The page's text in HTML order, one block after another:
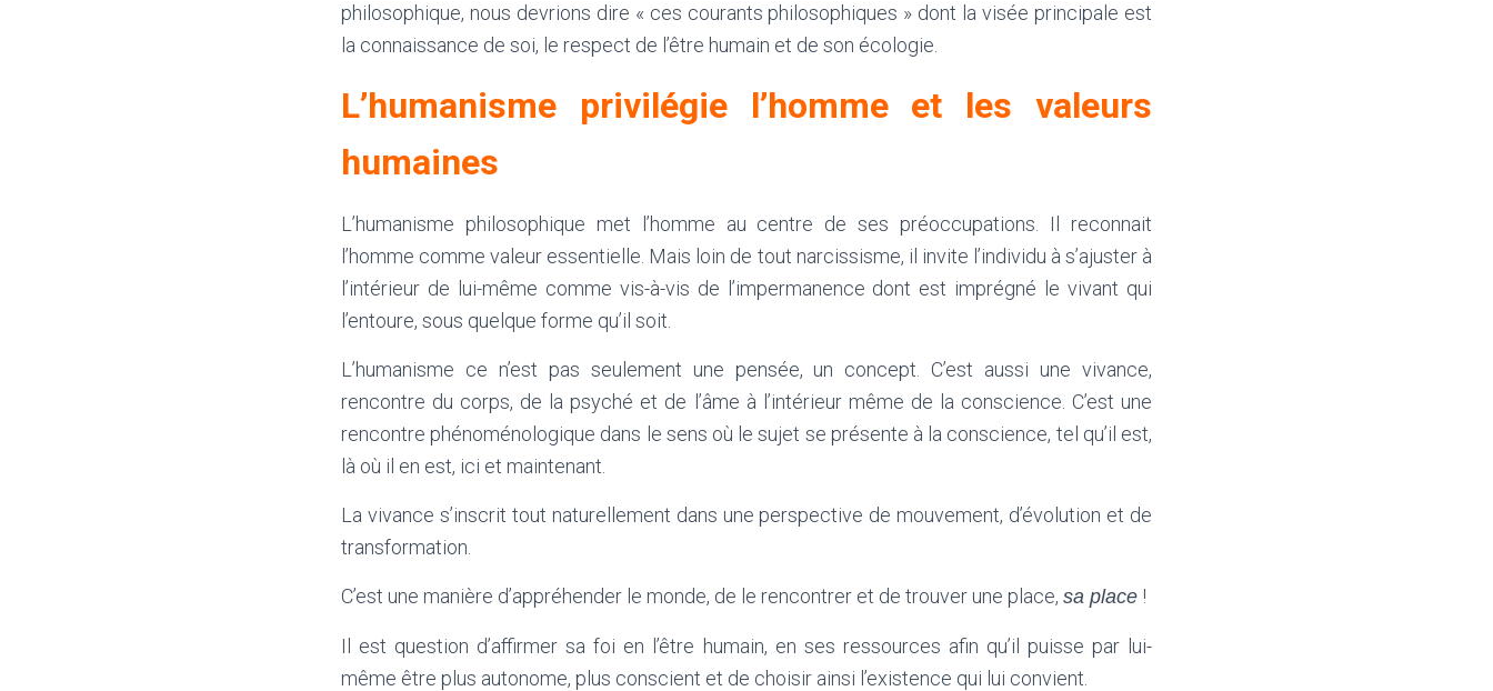
philosophique, nous devrions dire « ces courants philosophiques » dont la visée principale est
la connaissance de soi, le respect de l’être humain et de son écologie.
L’humanisme privilégie l’homme et les valeurs
humaines
L’humanisme philosophique met l’homme au centre de ses préoccupations. Il reconnait
l’homme comme valeur essentielle. Mais loin de tout narcissisme, il invite l’individu à s’ajuster à
l’intérieur de lui-même comme vis-à-vis de l’impermanence dont est imprégné le vivant qui
l’entoure, sous quelque forme qu’il soit.
L’humanisme ce n’est pas seulement une pensée, un concept. C’est aussi une vivance,
rencontre du corps, de la psyché et de l’âme à l’intérieur même de la conscience. C’est une
rencontre phénoménologique dans le sens où le sujet se présente à la conscience, tel qu’il est,
là où il en est, ici et maintenant.
La vivance s’inscrit tout naturellement dans une perspective de mouvement, d’évolution et de
transformation.
C’est une manière d’appréhender le monde, de le rencontrer et de trouver une place, sa place !
Il est question d’affirmer sa foi en l’être humain, en ses ressources afin qu’il puisse par lui-
même être plus autonome, plus conscient et de choisir ainsi l’existence qui lui convient.